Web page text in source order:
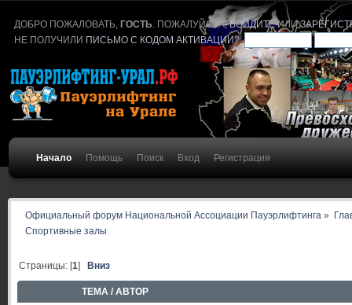
ДОБРО ПОЖАЛОВАТЬ,ГОСТЬ . ПОЖАЛУЙСТА,ВОЙДИТЕИЛИ
НЕ ПОЛУЧИЛИ ПИСЬМО С КОДОМ АКТИВАЦИИ?
Начало Помощь Поиск Вход Регистрация
Официальный форум Национальной Ассоциации Пауэрлифтинга »
Спортивные залы
Страницы: [1]Вниз
ТЕМА /АВТОР